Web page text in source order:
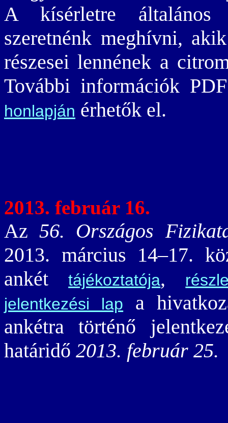
A kísérletre általános
szeretnénk meghívni,
részesei lennének a
További információk
honlapján érhetők el.
2013. február 16.
Az56. Országos
2013. március 14–17.
ankéttájékoztatója,
jelentkezési lap
a
ankétra történő
határidő 2013. február 25.